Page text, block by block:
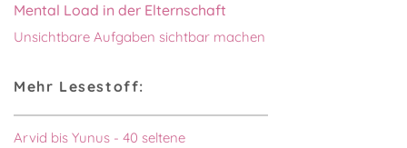
Mental Load in der Elternschaft
Unsichtbare Aufgaben sichtbar machen
Mehr Lesestoff:
Arvid bis Yunus - 40 seltene